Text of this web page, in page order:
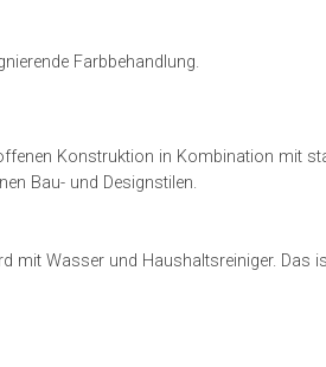
Farbbehandlung.
Konstruktion in Kombination mit
Bau- und Designstilen.
mit Wasser und Haushaltsreiniger. Das